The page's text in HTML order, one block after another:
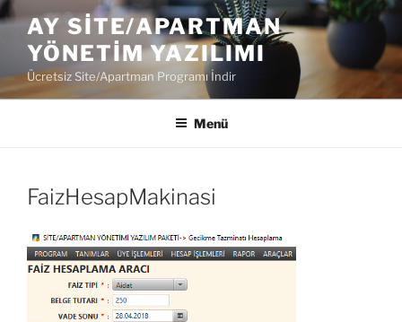
İçeriğe
AY SITE/APARTMAN
YÖNETIM YAZILIMI
Ücretsiz Site/Apartman Programı İndir
Menü
FaizHesapMakinasi